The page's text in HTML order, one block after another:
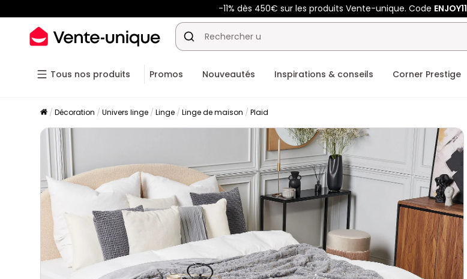
-11% dès 450€ sur les produits Vente-unique. Code ENJOY11
Tous nos produits Promos Nouveautés Inspirations & conseils Corner Prestige
Décoration Univers linge Linge Linge de maison Plaid